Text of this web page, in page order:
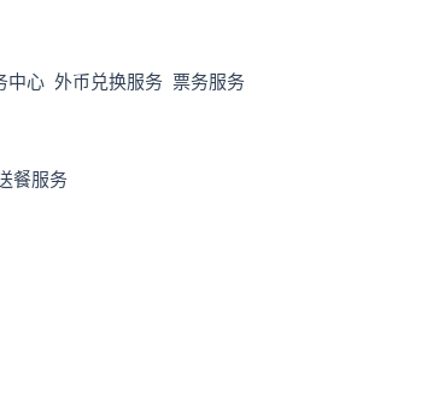
心 外币兑换服务 票务服务
餐服务